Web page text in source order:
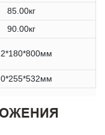
85.00кг
90.00кг